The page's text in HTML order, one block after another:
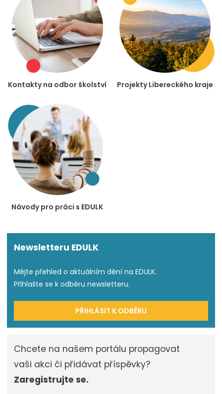
Kontakty na odbor školství Projekty Libereckého kraje
Návody pro práci s EDULK
Newsletteru EDULK
Mějte přehled o aktuálním dění na EDULK.
Přihlašte se k odběru newsletteru.
PŘIHLÁSIT K ODBĚRU
Chcete na našem portálu propagovat
vaši akci či přidávat příspěvky?
Zaregistrujte se.